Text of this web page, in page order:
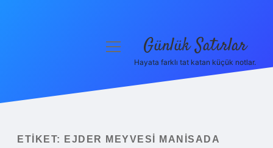
Yasal Uyarı
menüyü Günlük Satırlar
Hayata farklı tat katan küçük notlar.
ETIKET:
EJDER MEYVESI MANISADA